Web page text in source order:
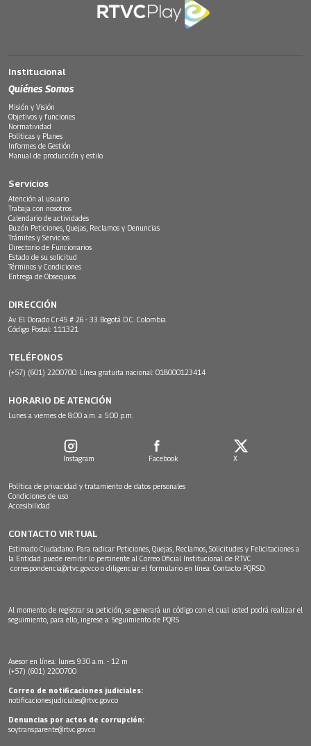
Institucional
Quiénes Somos
Misión y Visión
Objetivos y funciones
Normatividad
Políticas y Planes
Informes de Gestión
Manual de producción y estilo
Servicios
Atención al usuario
Trabaja con nosotros
Calendario de actividades
Buzón Peticiones, Quejas, Reclamos y Denuncias
Trámites y Servicios
Directorio de Funcionarios
Estado de su solicitud
Términos y Condiciones
Entrega de Obsequios
DIRECCIÓN
Av. El Dorado Cr.45 # 26 - 33 Bogotá D.C. Colombia.
Código Postal: 111321
TELÉFONOS
(+57) (601) 2200700. Línea gratuita nacional: 018000123414
HORARIO DE ATENCIÓN
Lunes a viernes de 8:00 a.m. a 5:00 p.m.
Instagram Facebook X
Política de privacidad y tratamiento de datos personales
Condiciones de uso
Accesibilidad
CONTACTO VIRTUAL
Estimado Ciudadano: Para radicar Peticiones, Quejas, Reclamos, Solicitudes y Felicitaciones a
la Entidad puede remitir lo pertinente al Correo Oficial Institucional de RTVC
correspondencia@rtvc.gov.co o diligenciar el formulario en línea: Contacto PQRSD.
Al momento de registrar su petición, se generará un código con el cual usted podrá realizar el
seguimiento, para ello, ingrese a: Seguimiento de PQRS
Asesor en línea: lunes 9:30 a.m. - 12 m
(+57) (601) 2200700
Correo de notificaciones judiciales:
notificacionesjudiciales@rtvc.gov.co
Denuncias por actos de corrupción:
soytransparente@rtvc.gov.co